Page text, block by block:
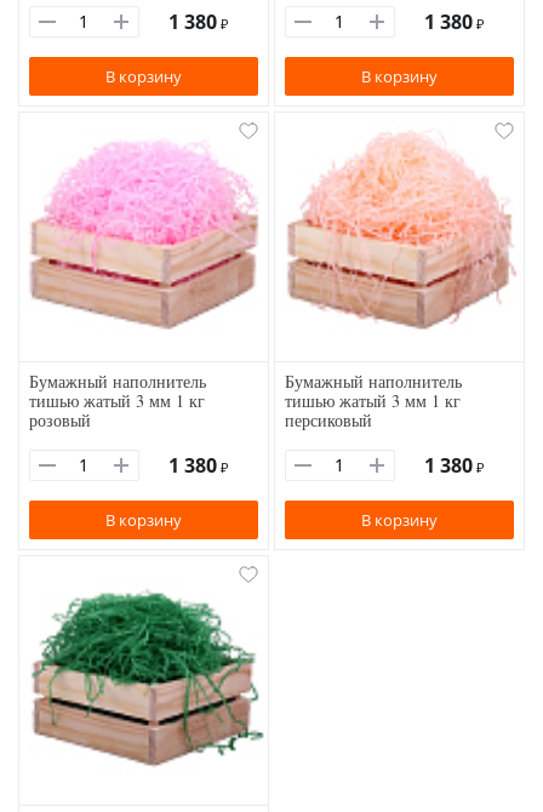
1 380 ₽
В корзину
1 380 ₽
В корзину
Бумажный наполнитель
тишью жатый 3 мм 1 кг
розовый
1 380 ₽
В корзину
Бумажный наполнитель
тишью жатый 3 мм 1 кг
персиковый
1 380 ₽
В корзину